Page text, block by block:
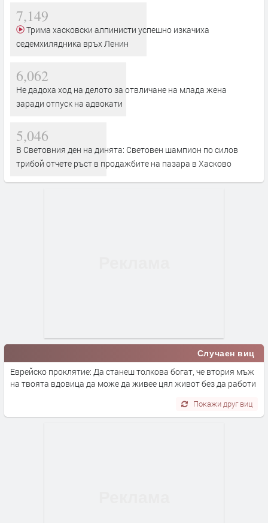
7,149
седемхилядника връх Ленин
6,062
Не дадоха ход на делото за отвличане на млада жена
заради отпуск на адвокати
5,046
В Световния ден на динята: Световен шампион по силов
трибой отчете ръст в продажбите на пазара в Хасково
Случаен виц
Еврейско проклятие: Да станеш толкова богат, че втория мъж
на твоята вдовица да може да живее цял живот без да работи
Покажи друг виц